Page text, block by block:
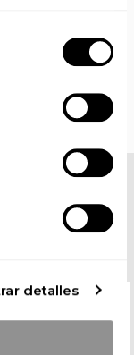
detalles
de compra a